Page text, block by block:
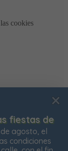
fiestas de
agosto, el
condiciones
de
contenidos
web.